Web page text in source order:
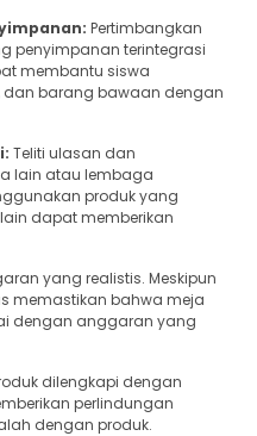
Pertimbangkan
penyimpanan terintegrasi
membantu siswa
dan barang bawaan dengan
Teliti ulasan dan
lain atau lembaga
produk yang
dapat memberikan
yang realistis. Meskipun
memastikan bahwa meja
dengan anggaran yang
dilengkapi dengan
perlindungan
dengan produk.